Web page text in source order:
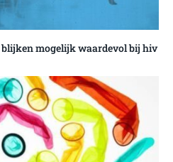
mogelijk waardevol bij hiv